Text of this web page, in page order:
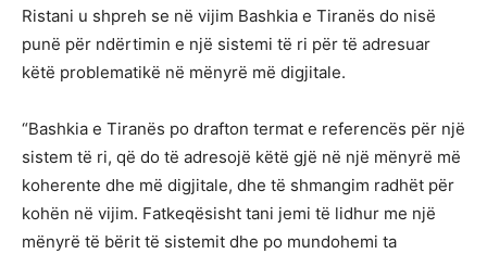
Ristani u shpreh se në vijim Bashkia e Tiranës do nisë
punë për ndërtimin e një sistemi të ri për të adresuar
këtë problematikë në mënyrë më digjitale.
“Bashkia e Tiranës po drafton termat e referencës për një
sistem të ri, që do të adresojë këtë gjë në një mënyrë më
koherente dhe më digjitale, dhe të shmangim radhët për
kohën në vijim. Fatkeqësisht tani jemi të lidhur me një
mënyrë të bërit të sistemit dhe po mundohemi ta